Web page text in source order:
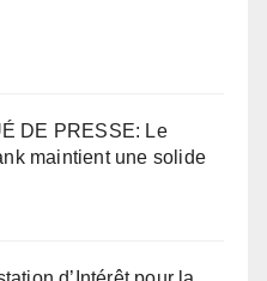
DE PRESSE: Le
maintient une solide